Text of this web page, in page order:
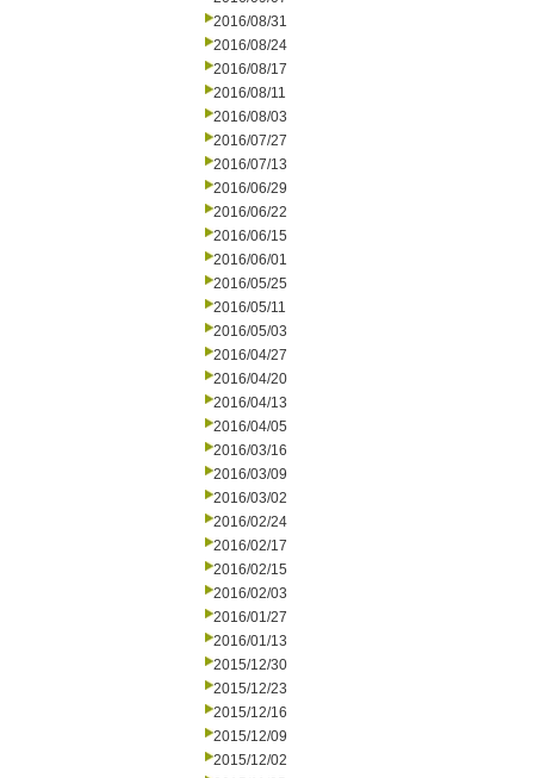
2016/08/31
2016/08/24
2016/08/17
2016/08/11
2016/08/03
2016/07/27
2016/07/13
2016/06/29
2016/06/22
2016/06/15
2016/06/01
2016/05/25
2016/05/11
2016/05/03
2016/04/27
2016/04/20
2016/04/13
2016/04/05
2016/03/16
2016/03/09
2016/03/02
2016/02/24
2016/02/17
2016/02/15
2016/02/03
2016/01/27
2016/01/13
2015/12/30
2015/12/23
2015/12/16
2015/12/09
2015/12/02